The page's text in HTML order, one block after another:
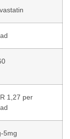
1,27 per
5mg